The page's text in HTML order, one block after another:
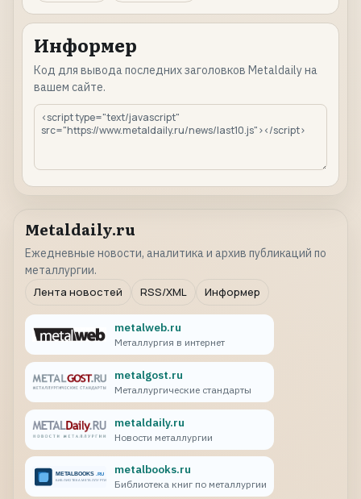
Информер
Код для вывода последних заголовков Metaldaily на
вашем сайте.
Metaldaily.ru
Ежедневные новости, аналитика и архив публикаций по
металлургии.
Лента новостей
RSS/XML Информер
metalweb.ru
Металлургия в интернет
metalgost.ru
Металлургические стандарты
metaldaily.ru
Новости металлургии
metalbooks.ru
Библиотека книг по металлургии